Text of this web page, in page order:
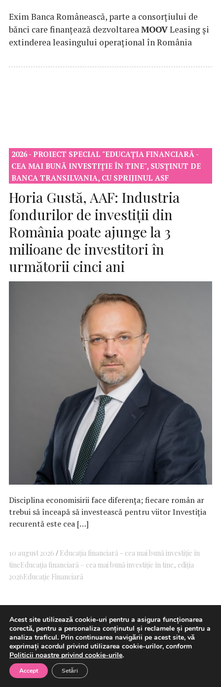
Exim Banca Românească, parte a consorțiului de
bănci care finanțează dezvoltareaMOOVLeasing și
extinderea leasingului operațional în România
2026 - PROIECT SPECIAL "EDUCAȚIA FINANCIARĂ -
CEA MAI BUNĂ INVESTIȚIE ÎN TINE", SUSȚINUT DE
BANCA TRANSILVANIA, CU SPRIJINUL ASF
Horia Gustă, AAF: Industria
fondurilor de investiții din
România poate ajunge la 3
milioane de investitori în
următorii cinci ani
Disciplina economisirii face diferența; fiecare român ar
trebui să înceapă să investească pentru viitor Investiția
recurentă este cea […]
10 august 2026
Educația financiară - cea mai bună investiție în
tineEducația financiară – cea mai bună investiție în tine, ediția
2026Educație Financiară
Câştigul generat de Pilonul 2 de
pensii private a depăşit 100 de
miliarde de lei; 350.000 de
persoane şi-au primit banii
Acest site utilizează cookie-uri pentru a asigura funcționarea
corectă, pentru a personaliza conținutul și reclamele și pentru a
analiza traficul. Prin continuarea navigării pe acest site, vă
exprimați acordul privind utilizarea cookie-urilor, conform
Politicii noastre privind cookie-urile.
Accept Setări